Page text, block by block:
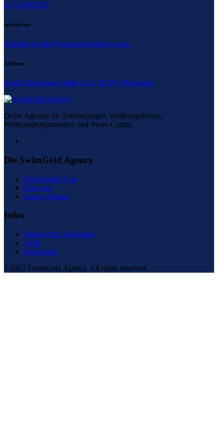
können
der
gewählt
werden
0172.9803502
Schreib uns
schreibe an info@swimgold-agency.com
Addresse
Erich-Ollenhauer-Straße 32 b, 65187 Wiesbaden
Deine Agentur für Trainingslager, Wettkampfreisen,
Wettkampforganisation und Swim Camps.
Die SwimGold Agency
Deutschland Cup
Über uns
Unsere Partner
Infos
Datenschutz Erklärung
AGB
Impressum
©2023 SwimGold Agency. All rights reserved.